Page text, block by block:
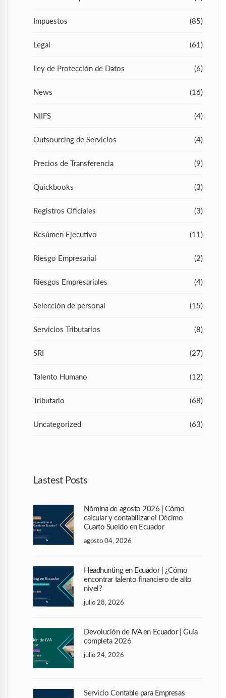
Impuestos (85)
Legal (61)
Ley de Protección de Datos (6)
News (16)
NIIFS (4)
Outsourcing de Servicios (4)
Precios de Transferencia (9)
Quickbooks (3)
Registros Oficiales (3)
Resúmen Ejecutivo (11)
Riesgo Empresarial (2)
Riesgos Empresariales (4)
Selección de personal (15)
Servicios Tributarios (8)
SRI (27)
Talento Humano (12)
Tributario (68)
Uncategorized (63)
Lastest Posts
Nómina de agosto 2026 | Cómo
calcular y contabilizar el Décimo
Cuarto Sueldo en Ecuador
agosto 04, 2026
Headhunting en Ecuador | ¿Cómo
encontrar talento financiero de alto
nivel?
julio 28, 2026
Devolución de IVA en Ecuador | Guía
completa 2026
julio 24, 2026
Servicio Contable para Empresas